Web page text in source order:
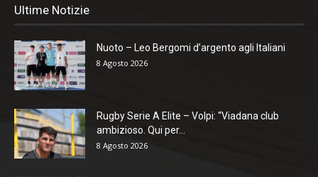
Ultime Notizie
Nuoto – Leo Bergomi d’argento agli Italiani
8 Agosto 2026
Rugby Serie A Elite – Volpi: “Viadana club
ambizioso. Qui per...
8 Agosto 2026